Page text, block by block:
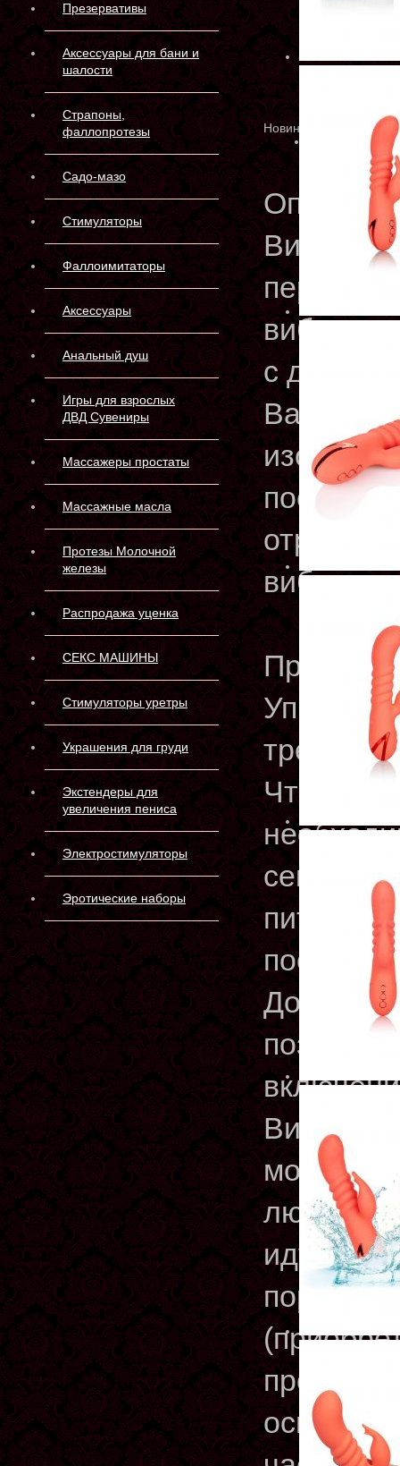
Презервативы
Аксессуары для бани и
шалости
Страпоны,
фаллопротезы
Садо-мазо
Стимуляторы
Фаллоимитаторы
Аксессуары
Анальный душ
Игры для взрослых
ДВД Сувениры
Массажеры простаты
Массажные масла
Протезы Молочной
железы
Распродажа уценка
СЕКС МАШИНЫ
Стимуляторы уретры
Украшения для груди
Экстендеры для
увеличения пениса
Электростимуляторы
Эротические наборы
Новинка
с
трех
Чтобы
секунд
питания.
может
любом
идущий в
порту